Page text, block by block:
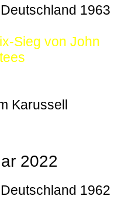
1963
Sieg von John
Karussell
2022
1962